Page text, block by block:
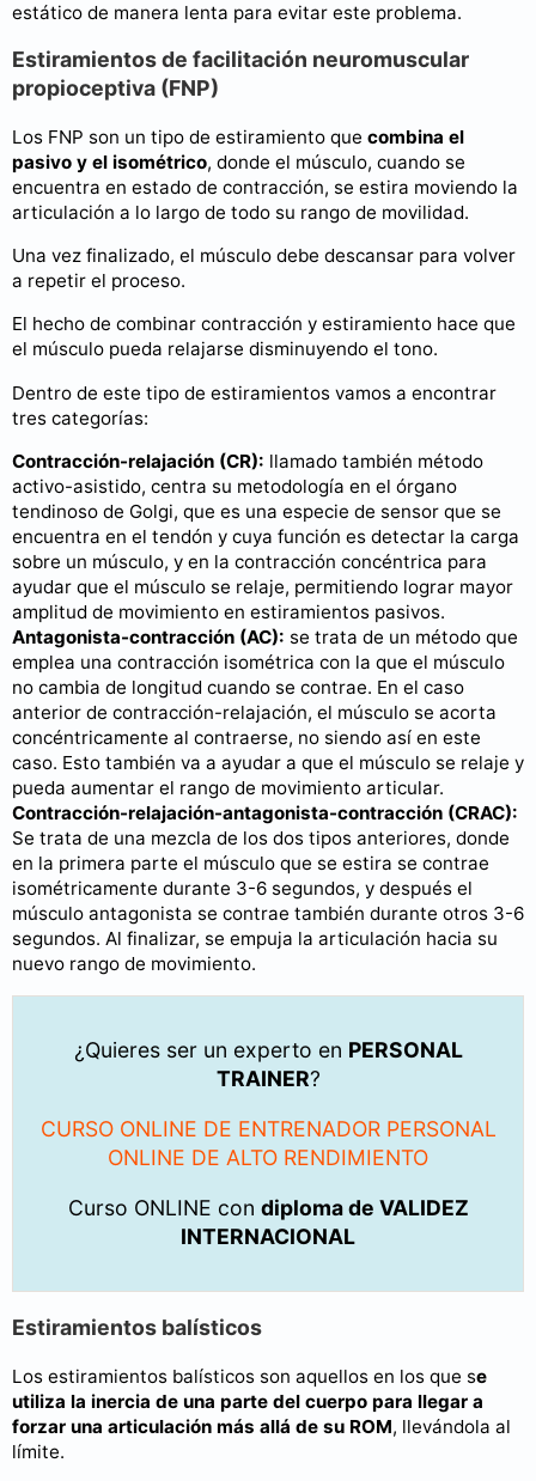
estático de manera lenta para evitar este problema.
Estiramientos de facilitación neuromuscular
propioceptiva (FNP)
Los FNP son un tipo de estiramiento que combina el
pasivo y el isométrico, donde el músculo, cuando se
encuentra en estado de contracción, se estira moviendo la
articulación a lo largo de todo su rango de movilidad.
Una vez finalizado, el músculo debe descansar para volver
a repetir el proceso.
El hecho de combinar contracción y estiramiento hace que
el músculo pueda relajarse disminuyendo el tono.
Dentro de este tipo de estiramientos vamos a encontrar
tres categorías:
Contracción-relajación (CR): llamado también método
activo-asistido, centra su metodología en el órgano
tendinoso de Golgi, que es una especie de sensor que se
encuentra en el tendón y cuya función es detectar la carga
sobre un músculo, y en la contracción concéntrica para
ayudar que el músculo se relaje, permitiendo lograr mayor
amplitud de movimiento en estiramientos pasivos.
Antagonista-contracción (AC): se trata de un método que
emplea una contracción isométrica con la que el músculo
no cambia de longitud cuando se contrae. En el caso
anterior de contracción-relajación, el músculo se acorta
concéntricamente al contraerse, no siendo así en este
caso. Esto también va a ayudar a que el músculo se relaje y
pueda aumentar el rango de movimiento articular.
Contracción-relajación-antagonista-contracción (CRAC):
Se trata de una mezcla de los dos tipos anteriores, donde
en la primera parte el músculo que se estira se contrae
isométricamente durante 3-6 segundos, y después el
músculo antagonista se contrae también durante otros 3-6
segundos. Al finalizar, se empuja la articulación hacia su
nuevo rango de movimiento.
¿Quieres ser un experto en PERSONAL
TRAINER?
CURSO ONLINE DE ENTRENADOR PERSONAL
ONLINE DE ALTO RENDIMIENTO
Curso ONLINE con diploma de VALIDEZ
INTERNACIONAL
Estiramientos balísticos
Los estiramientos balísticos son aquellos en los que se
utiliza la inercia de una parte del cuerpo para llegar a
forzar una articulación más allá de su ROM, llevándola al
límite.